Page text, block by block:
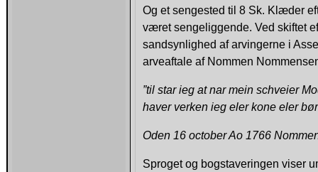
Og et sengested til 8 Sk. Klæder
været sengeliggende. Ved skiftet
sandsynlighed af arvingerne i
arveaftale af Nommen
”til star ieg at nar mein schveier
haver verken ieg eler kone eler
Oden 16 october Ao 1766
Sproget og bogstaveringen viser